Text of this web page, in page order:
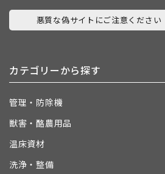
悪質な偽サイトにご注意ください
カテゴリーから探す
管理・防除機
獣害・酪農用品
温床資材
洗浄・整備